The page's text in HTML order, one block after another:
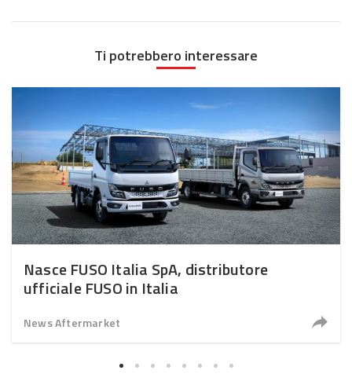
Ti potrebbero interessare
Nasce FUSO Italia SpA, distributore
ufficiale FUSO in Italia
News Aftermarket